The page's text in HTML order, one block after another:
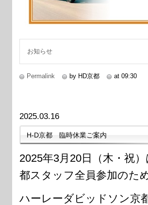
お知らせ
Permalink by HD京都 at 09:30
2025.03.16
H-D京都 臨時休業ご案内
2025年3月20日（木・祝
都スタッフ全員参加のため
ハーレーダビッドソン京